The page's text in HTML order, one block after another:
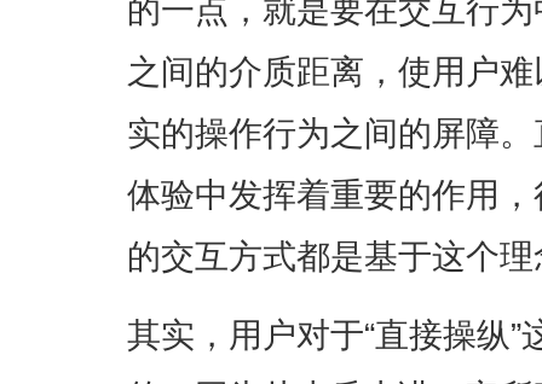
的一点，就是要在交互行
之间的介质距离，使用户
实的操作行为之间的屏障
体验中发挥着重要的作用
的交互方式都是基于这个
其实，用户对于“直接操纵